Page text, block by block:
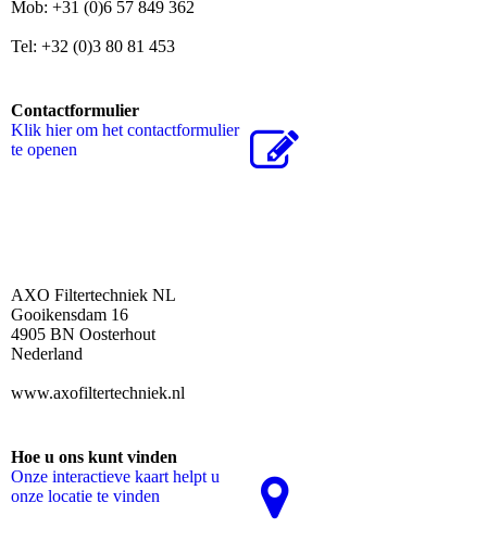
Mob: +31 (0)6 57 849 362
Tel: +32 (0)3 80 81 453
Contactformulier
Klik hier om het contactformulier
te openen
AXO Filtertechniek NL
Gooikensdam 16
4905 BN Oosterhout
Nederland
www.axofiltertechniek.nl
Hoe u ons kunt vinden
Onze interactieve kaart helpt u
onze locatie te vinden